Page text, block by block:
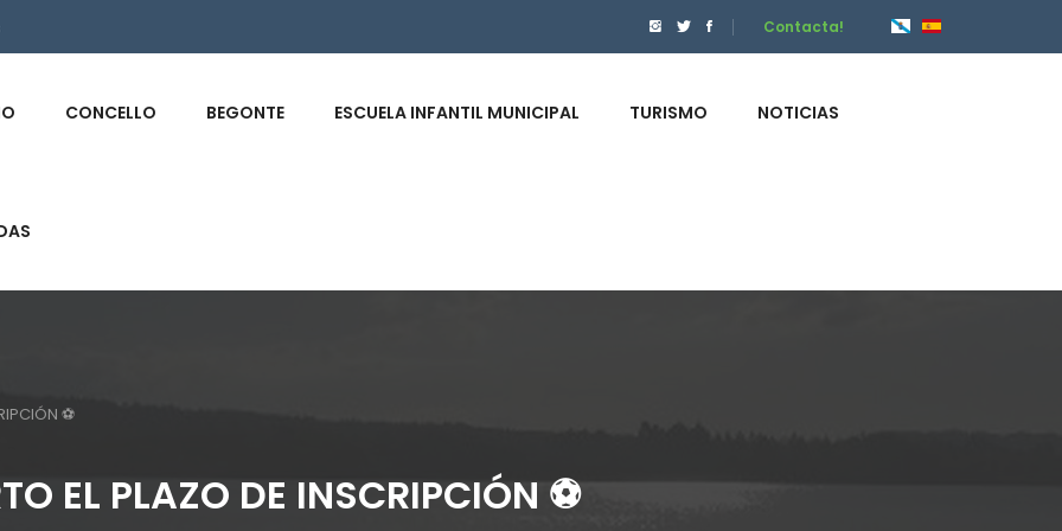
Contacta!
CONCELLO BEGONTE ESCUELA INFANTIL MUNICIPAL TURISMO NOTICIAS
⚽️
EL PLAZO DE INSCRIPCIÓN ⚽️